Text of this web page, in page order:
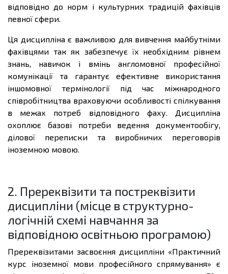
відповідно до норм і культурних традицій фахівців
певної сфери.
Ця дисципліна є важливою для вивчення майбутніми
фахівцями так як забезпечує їх необхідним рівнем
знань, навичок і вмінь англомовної професійної
комунікації та гарантує ефективне використання
іншомовної термінології під час міжнародного
співробітництва враховуючи особливості спілкування
в межах потреб відповідного фаху. Дисципліна
охоплює базові потреби ведення документообігу,
ділової переписки та виробничих переговорів
іноземною мовою.
2. Пререквізити та постреквізити
дисципліни (місце в структурно-
логічній схемі навчання за
відповідною освітньою програмою)
Пререквізитами засвоєння дисципліни «Практичний
курс іноземної мови професійного спрямування» є